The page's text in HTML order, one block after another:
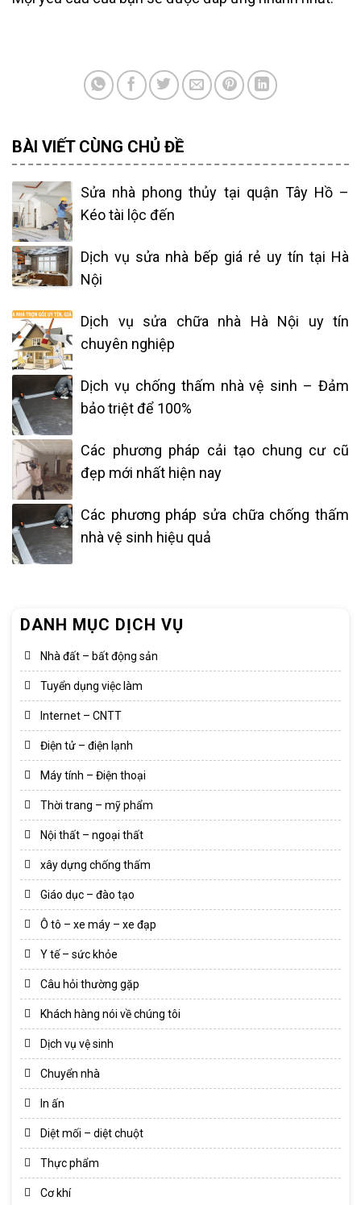
DANH MỤC DỊCH VỤ
Nhà đất – bất động sản
Tuyển dụng việc làm
Internet – CNTT
Điện tử – điện lạnh
Máy tính – Điện thoại
Thời trang – mỹ phẩm
Nội thất – ngoại thất
xây dựng chống thấm
Giáo dục – đào tạo
Ô tô – xe máy – xe đạp
Y tế – sức khỏe
Câu hỏi thường gặp
Khách hàng nói về chúng tôi
Dịch vụ vệ sinh
Chuyển nhà
In ấn
Diệt mối – diệt chuột
Thực phẩm
Cơ khí
BÀI VIẾT CÙNG CHỦ ĐỀ
Sửa nhà phong thủy tại quận Tây Hồ –
Kéo tài lộc đến
Dịch vụ sửa nhà bếp giá rẻ uy tín tại Hà
Nội
Dịch vụ sửa chữa nhà Hà Nội uy tín
chuyên nghiệp
Dịch vụ chống thấm nhà vệ sinh – Đảm
bảo triệt để 100%
Các phương pháp cải tạo chung cư cũ
đẹp mới nhất hiện nay
Các phương pháp sửa chữa chống thấm
nhà vệ sinh hiệu quả